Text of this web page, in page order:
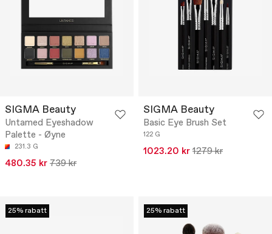
SIGMA Beauty
Untamed Eyeshadow
Palette - Øyne
231.3 G
480.35 kr 739 kr
SIGMA Beauty
Basic Eye Brush Set
122 G
1023.20 kr 1279 kr
25% rabatt 25% rabatt